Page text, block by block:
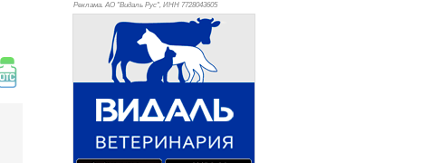
Реклама. АО "Видаль Рус", ИНН 7728043605